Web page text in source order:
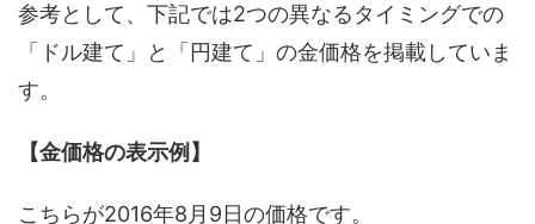
参考として、下記では2つの異なるタイミングでの
「ドル建て」と「円建て」の金価格を掲載していま
す。
【金価格の表示例】
こちらが2016年8月9日の価格です。